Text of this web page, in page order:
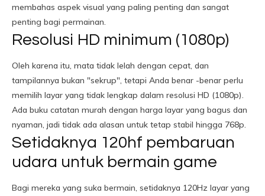
membahas aspek visual yang paling penting dan sangat
penting bagi permainan.
Resolusi HD minimum (1080p)
Oleh karena itu, mata tidak lelah dengan cepat, dan
tampilannya bukan "sekrup", tetapi Anda benar -benar perlu
memilih layar yang tidak lengkap dalam resolusi HD (1080p).
Ada buku catatan murah dengan harga layar yang bagus dan
nyaman, jadi tidak ada alasan untuk tetap stabil hingga 768p.
Setidaknya 120hf pembaruan
udara untuk bermain game
Bagi mereka yang suka bermain, setidaknya 120Hz layar yang